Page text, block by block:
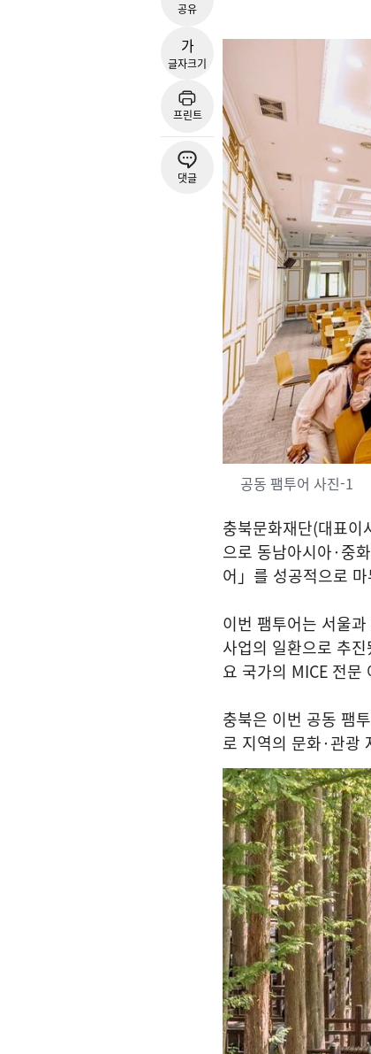
공유
가
글자크기
프린트
댓글
공동 팸투어 사진-1
충북문화재단(대표이
으로 동남아시아·중
어」를 성공적으로
이번 팸투어는 서울
사업의 일환으로 추진
요 국가의 MICE 전문
충북은 이번 공동 팸
로 지역의 문화·관광